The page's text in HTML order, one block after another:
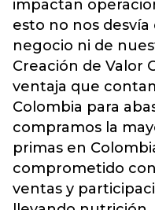
impactan
esto no nos
negocio ni de
Creación de Valor
ventaja que
Colombia para
compramos la
primas en
comprometido
ventas y